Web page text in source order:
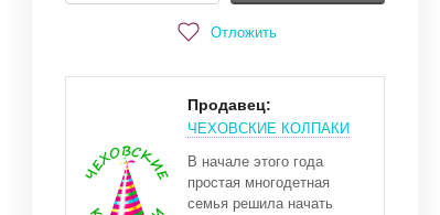
Отложить
Продавец:
ЧЕХОВСКИЕ КОЛПАКИ
В начале этого года
простая многодетная
семья решила начать